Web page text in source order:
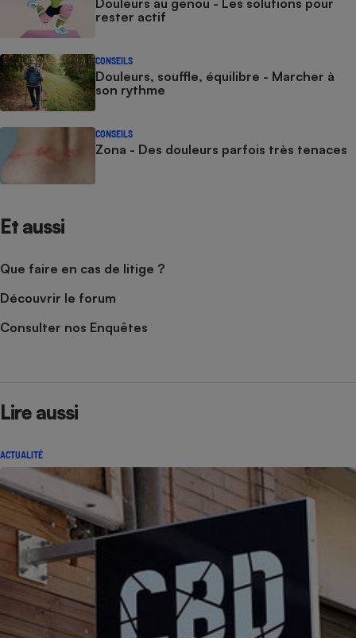
rester actif
CONSEILS
Douleurs, souffle, équilibre - Marcher à
son rythme
CONSEILS
Zona - Des douleurs parfois très tenaces
Et aussi
Que faire en cas de litige ?
Découvrir le forum
Consulter nos Enquêtes
Lire aussi
ACTUALITÉ